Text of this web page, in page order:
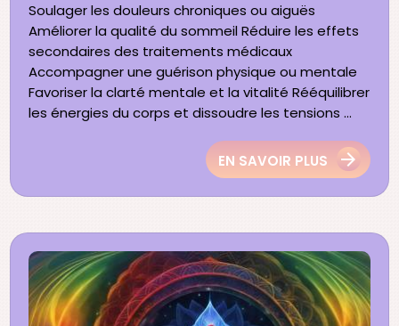
Soulager les douleurs chroniques ou aiguës
Améliorer la qualité du sommeil Réduire les effets
secondaires des traitements médicaux
Accompagner une guérison physique ou mentale
Favoriser la clarté mentale et la vitalité Rééquilibrer
les énergies du corps et dissoudre les tensions ...
EN SAVOIR PLUS